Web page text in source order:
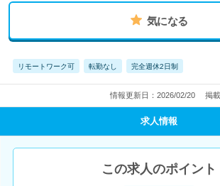
気になる
リモートワーク可 転勤なし 完全週休2日制
情報更新日：2026/02/20 掲
求人情報
この求人のポイント